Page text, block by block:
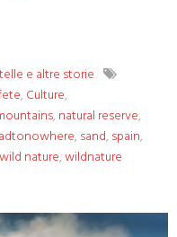
e altre storie
, Culture,
, natural reserve,
, sand, spain,
wild nature,wildnature